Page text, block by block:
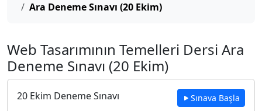
Ara Deneme Sınavı (20 Ekim)
Web Tasarımının Temelleri Dersi Ara
Deneme Sınavı (20 Ekim)
20 Ekim Deneme Sınavı Sınava Başla